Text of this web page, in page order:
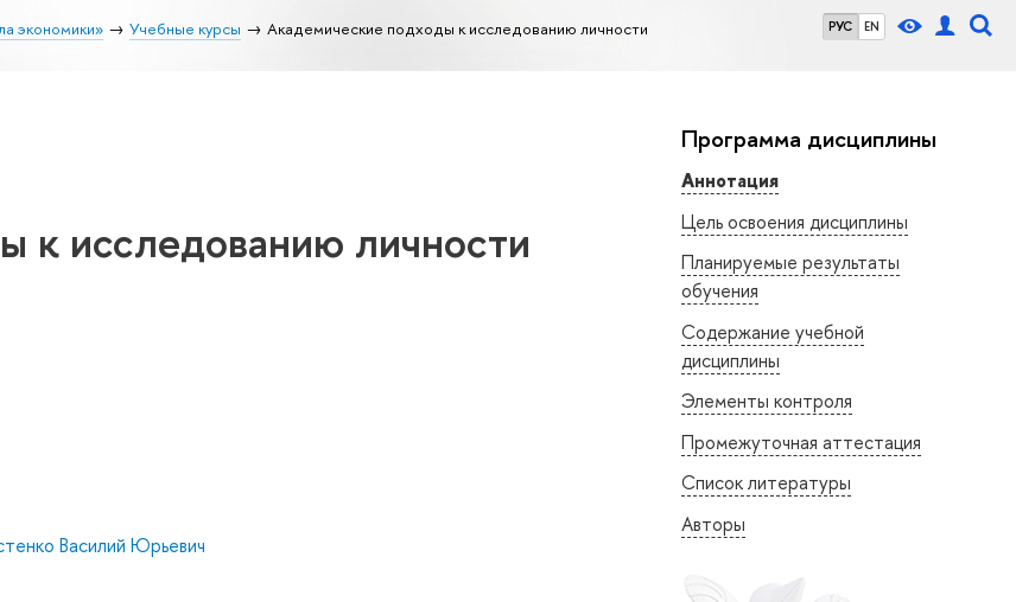
РУС EN
экономики» Учебные курсы Академические подходы к исследованию личности
Программа дисциплины
Аннотация
Цель освоения дисциплины
Планируемые результаты
обучения
Содержание учебной
дисциплины
Элементы контроля
Промежуточная аттестация
Список литературы
Авторы
к исследованию личности
Василий Юрьевич